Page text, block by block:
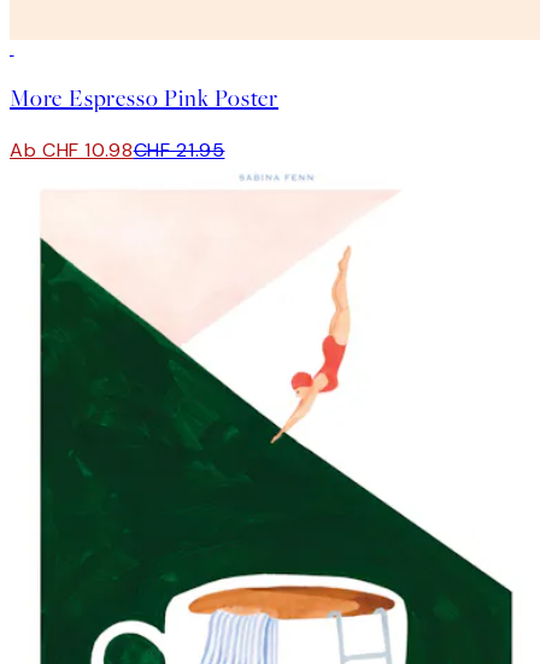
More Espresso Pink Poster
Ab CHF 10.98CHF 21.95